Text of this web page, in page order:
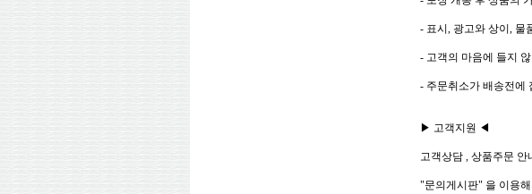
- 표시, 광고와 상이, 물
- 고객의 마음에 들지
- 주문취소가 배송전에
▶ 고객지원 ◀
고객상담 , 상품주문
"문의게시판" 을 이용해